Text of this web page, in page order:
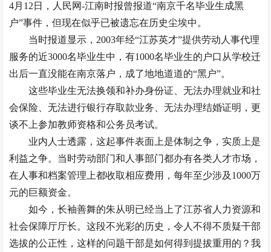
4月12日，人民网-江南时报曾报道“南京千名毕业生成黑
户”事件，但现在似乎已被遗忘在历史尘埃中。
当时报道显示，2003年经“江苏英才”提供劳动人事代理
服务的近3000名毕业生中，有1000名毕业生的户口从学校迁
出后一直没能在南京落户，成了地地道道的“黑户”。
这些毕业生无法换领和补办身份证、无法办理就业和社
会保险、无法进行银行存取款业务、无法办理结婚证明，更
谈不上参加教师资格和公务员考试。
业内人士透露，这起事件表面上是体制之争，实质上是
利益之争。当时劳动部门和人事部门都办有各类人才市场，
在人事和档案管理上都收取相应费用，每年至少涉及1000万
元的巨额资金。
如今，长袖善舞的朱从明已经当上了江苏省人力资源和
社会保障厅厅长。这段不光彩的历史，令人不得不质疑干部
选拔的公正性，这样的问题干部是如何得到提拔重用的？我